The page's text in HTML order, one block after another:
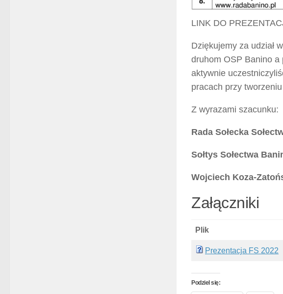
LINK DO
Dziękujemy za udział
druhom OSP Banino
aktywnie
pracach przy
Z wyrazami szacunku:
Rada Sołecka
Sołtys Sołectwa
Wojciech Koza-
Załączniki
Plik
Prezentacja FS 2022
Podziel się: